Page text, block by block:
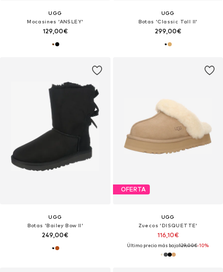
UGG
Mocasines 'ANSLEY'
129,00€
UGG
Botas 'Classic Tall II'
299,00€
UGG
Botas 'Bailey Bow II'
249,00€
OFERTA
UGG
Zuecos 'DISQUETTE'
116,10€
Último precio más bajo:129,00€-10%